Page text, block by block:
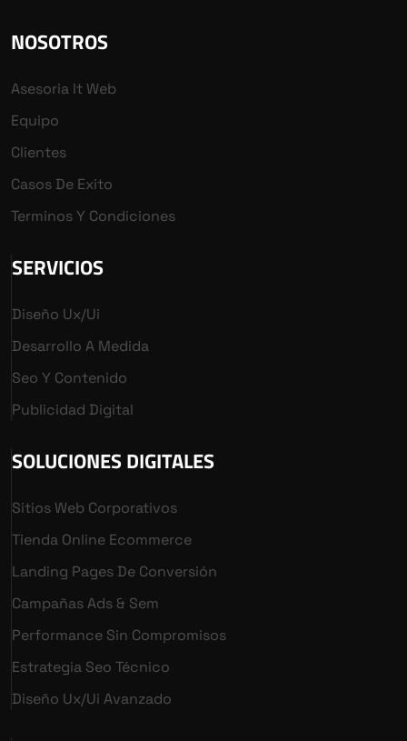
NOSOTROS
Asesoria It Web
Equipo
Clientes
Casos De Exito
Terminos Y Condiciones
SERVICIOS
Diseño Ux/ui
Desarrollo A Medida
Seo Y Contenido
Publicidad Digital
SOLUCIONES DIGITALES
Sitios Web Corporativos
Tienda Online Ecommerce
Landing Pages De Conversión
Campañas Ads & Sem
Performance Sin Compromisos
Estrategia Seo Técnico
Diseño Ux/ui Avanzado